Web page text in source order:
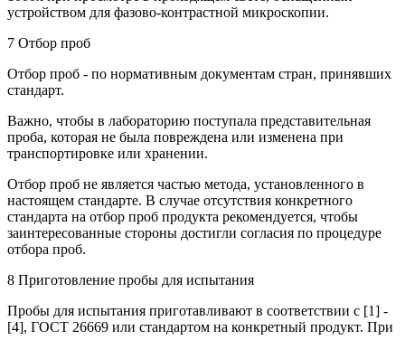
устройством для фазово-контрастной микроскопии.
7 Отбор проб
Отбор проб - по нормативным документам стран, принявших
стандарт.
Важно, чтобы в лабораторию поступала представительная
проба, которая не была повреждена или изменена при
транспортировке или хранении.
Отбор проб не является частью метода, установленного в
настоящем стандарте. В случае отсутствия конкретного
стандарта на отбор проб продукта рекомендуется, чтобы
заинтересованные стороны достигли согласия по процедуре
отбора проб.
8 Приготовление пробы для испытания
Пробы для испытания приготавливают в соответствии с [1] -
[4], ГОСТ 26669 или стандартом на конкретный продукт. При